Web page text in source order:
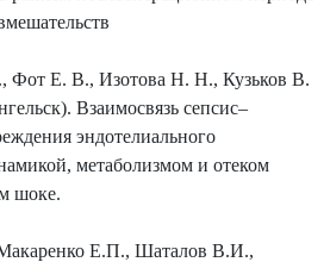
Е. В., Изотова Н. Н., Кузьков В.
Взаимосвязь сепсис–
эндотелиального
метаболизмом и отеком
шоке.
Е.П., Шаталов В.И.,